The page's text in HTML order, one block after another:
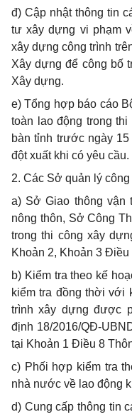
đ) Cập nhật thông tin
tư xây dựng vi phạm
xây dựng công trình
Xây dựng để công bố
Xây dựng.
e) Tổng hợp báo cáo
toàn lao động trong
bàn tỉnh trước ngày
đột xuất khi có yêu cầu.
2. Các Sở quản lý
a) Sở Giao thông vận
nông thôn, Sở Công
trong thi công xây
Khoản 2, Khoản 3
b) Kiểm tra theo kế
kiểm tra đồng thời với
trình xây dựng được
định 18/2016/QĐ-
tại Khoản 1 Điều 8
c) Phối hợp kiểm tra
nhà nước về lao động
d) Cung cấp thông tin